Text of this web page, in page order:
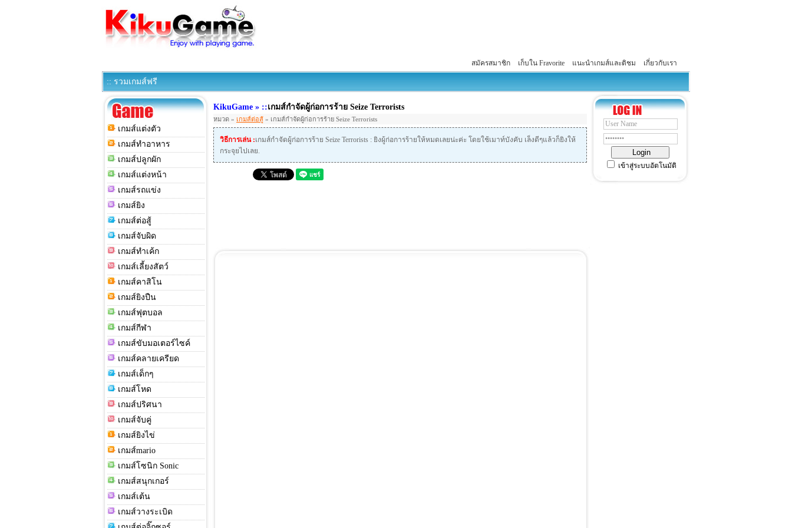
เกี่ยวกับเรา
แนะนำเกมส์และติชม
เก็บใน Fravorite
สมัครสมาชิก
:: รวมเกมส์ฟรี
เกมส์แต่งตัว
เกมส์ทำอาหาร
เกมส์ปลูกผัก
เกมส์แต่งหน้า
เกมส์รถแข่ง
เกมส์ยิง
เกมส์ต่อสู้
เกมส์จับผิด
เกมส์ทำเค้ก
เกมส์เลี้ยงสัตว์
เกมส์คาสิโน
เกมส์ยิงปืน
เกมส์ฟุตบอล
เกมส์กีฬา
เกมส์ขับมอเตอร์ไซค์
เกมส์คลายเครียด
เกมส์เด็กๆ
เกมส์โหด
เกมส์ปริศนา
เกมส์จับคู่
เกมส์ยิงไข่
เกมส์mario
เกมส์โซนิก Sonic
เกมส์สนุกเกอร์
เกมส์เต้น
เกมส์วางระเบิด
KikuGame » ::เกมส์กำจัดผู้ก่อการร้าย Seize Terrorists
หมวด » เกมส์ต่อสู้ » เกมส์กำจัดผู้ก่อการร้าย Seize Terrorists
วิธีการเล่น :เกมส์กำจัดผู้ก่อการร้าย Seize Terrorists : ยิงผู้ก่อการร้ายให้หมดเลยน่ะค่ะ โดยใช้เมาท์บังคับ เล็งดีๆแล้วก็ยิงให้
กระจุยไปเลย.